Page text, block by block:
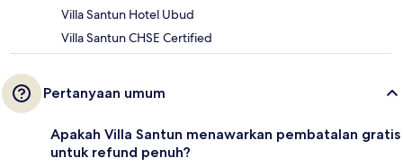
Villa Santun Hotel Ubud
Villa Santun CHSE Certified
Pertanyaan umum
Apakah Villa Santun menawarkan pembatalan gratis
untuk refund penuh?